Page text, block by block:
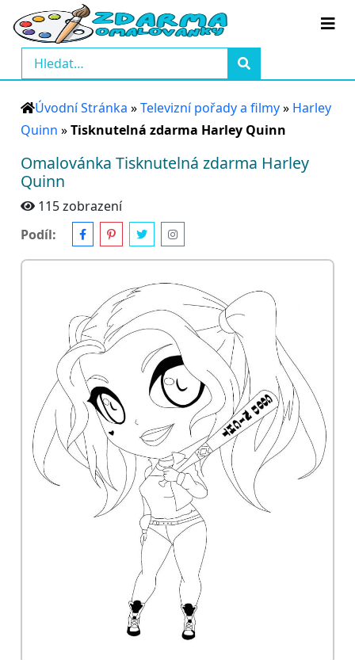
Úvodní Stránka »Televizní pořady a filmy» Harley
Quinn »Tisknutelná zdarma Harley Quinn
Omalovánka Tisknutelná zdarma Harley
Quinn
115 zobrazení
Podíl: